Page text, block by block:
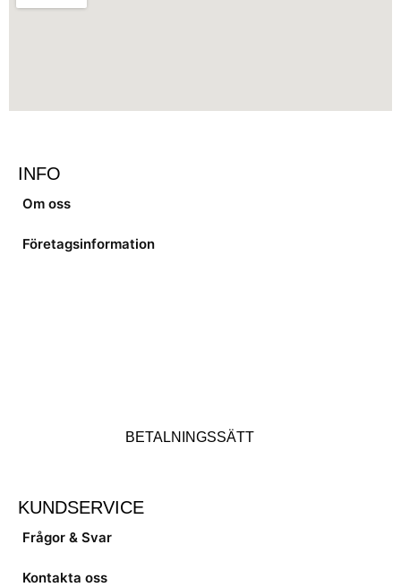
INFO
Om oss
Företagsinformation
BETALNINGSSÄTT
KUNDSERVICE
Frågor & Svar
Kontakta oss